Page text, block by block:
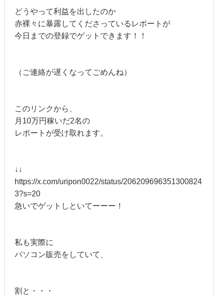
どうやって利益を出したのか
赤裸々に暴露してくださっているレポートが
今日までの登録でゲットできます！！
（ご連絡が遅くなってごめんね）
このリンクから、
月10万円稼いだ2名の
レポートが受け取れます。
↓↓
https://x.com/uripon0022/status/206209696351300824
3?s=20
急いでゲットしといてーーー！
私も実際に
パソコン販売をしていて、
割と・・・